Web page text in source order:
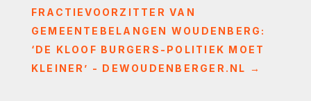
FRACTIEVOORZITTER VAN
GEMEENTEBELANGEN WOUDENBERG:
‘DE KLOOF BURGERS-POLITIEK MOET
KLEINER’ - DEWOUDENBERGER.NL →